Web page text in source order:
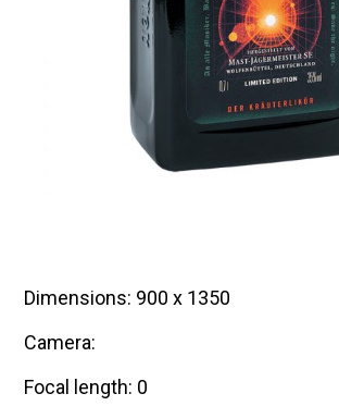
Dimensions: 900 x 1350
Camera:
Focal length: 0